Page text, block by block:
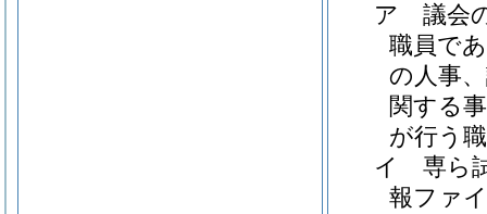
ア
議会
職員で
の人事
関する
が行う
イ
専ら
報ファ